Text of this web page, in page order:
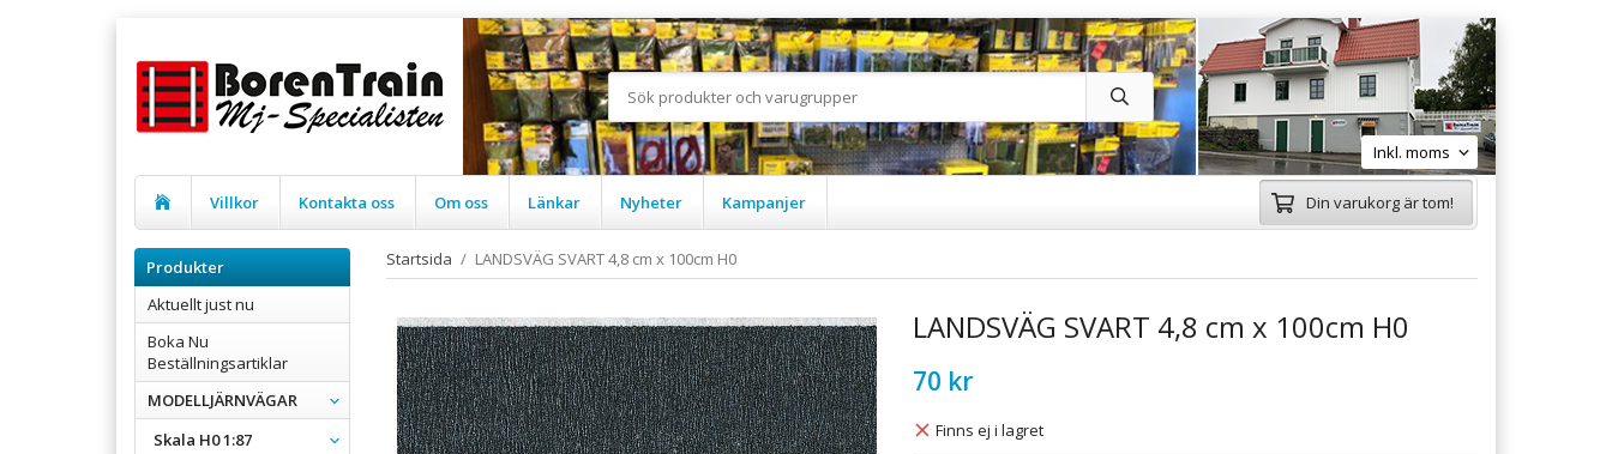
Villkor Kontakta oss Om oss Länkar Nyheter Kampanjer Din varukorg är tom!
Produkter
Aktuellt just nu
Boka Nu
Beställningsartiklar
MODELLJÄRNVÄGAR
Skala H0 1:87
Startsida / LANDSVÄG SVART 4,8 cm x 100cm H0
LANDSVÄG SVART 4,8 cm x 100cm H0
70 kr
Finns ej i lagret